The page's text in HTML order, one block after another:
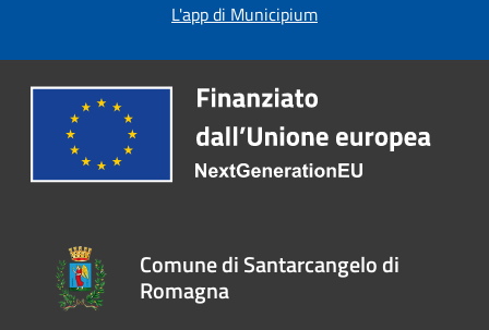
L'app di Municipium
Comune di Santarcangelo di
Romagna